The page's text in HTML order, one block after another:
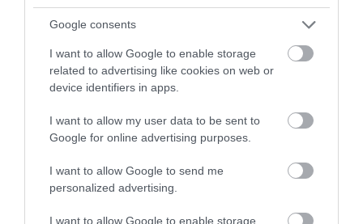
Google consents
I want to allow Google to enable storage
related to advertising like cookies on web or
device identifiers in apps.
I want to allow my user data to be sent to
Google for online advertising purposes.
I want to allow Google to send me
personalized advertising.
I want to allow Google to enable storage
09.08.2026 18:34
Άννα Κορακάκη: Η συγκινητική
ανάρτηση από την Ελληνίδα
Ολυμπιονίκη – Αποκάλυψε το
σπουδαιότερο «μετάλλιό» της
Η Άννα Κορακάκη δημοσίευσε στον προσωπικό της λογαριασμό στο Instagram δύο φωτογραφίες